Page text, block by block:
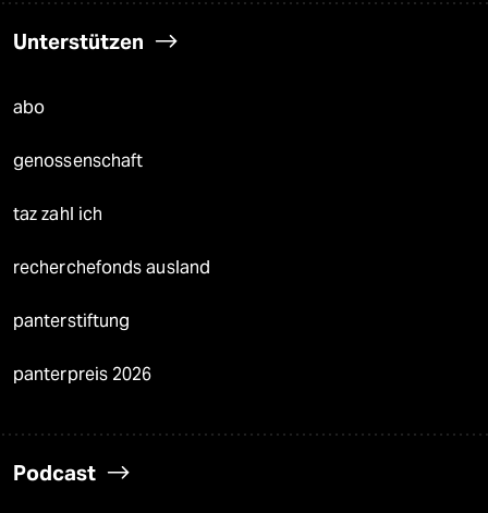
Unterstützen
abo
genossenschaft
taz zahl ich
recherchefonds ausland
panterstiftung
panterpreis 2026
Podcast